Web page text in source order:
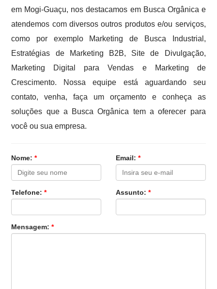
em Mogi-Guaçu, nos destacamos em Busca Orgânica e
atendemos com diversos outros produtos e/ou serviços,
como por exemplo Marketing de Busca Industrial,
Estratégias de Marketing B2B, Site de Divulgação,
Marketing Digital para Vendas e Marketing de
Crescimento. Nossa equipe está aguardando seu
contato, venha, faça um orçamento e conheça as
soluções que a Busca Orgânica tem a oferecer para
você ou sua empresa.
Nome:* Email: *
Telefone:* Assunto: *
Mensagem:*